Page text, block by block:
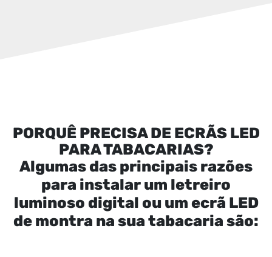
PORQUÊ PRECISA DE ECRÃS LED
PARA TABACARIAS?
Algumas das principais razões
para instalar um letreiro
luminoso digital ou um ecrã LED
de montra na sua tabacaria são: